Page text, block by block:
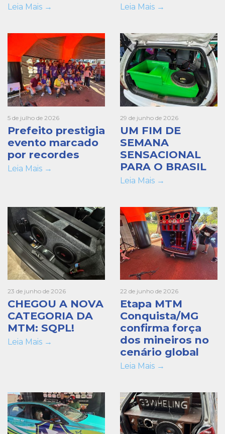
Leia Mais → Leia Mais →
5 de julho de 2026
Prefeito prestigia
evento marcado
por recordes
Leia Mais →
29 de junho de 2026
UM FIM DE
SEMANA
SENSACIONAL
PARA O BRASIL
Leia Mais →
23 de junho de 2026
CHEGOU A NOVA
CATEGORIA DA
MTM: SQPL!
Leia Mais →
22 de junho de 2026
Etapa MTM
Conquista/MG
confirma força
dos mineiros no
cenário global
Leia Mais →